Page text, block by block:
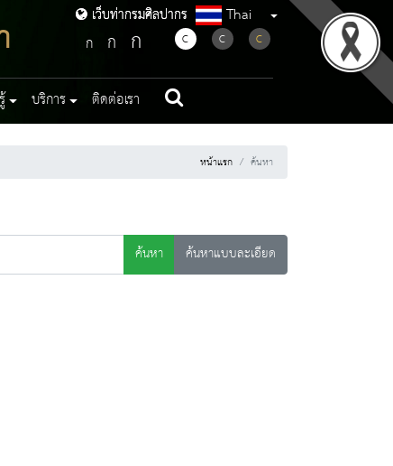
เว็บท่ากรมศิลปากร
เว็บท่ากรมศิลปากร Thai
ก ก ก C C C
บริการ ติดต่อเรา
หน้าแรก ค้นหา
ค้นหา
ค้นหาแบบละเอียด